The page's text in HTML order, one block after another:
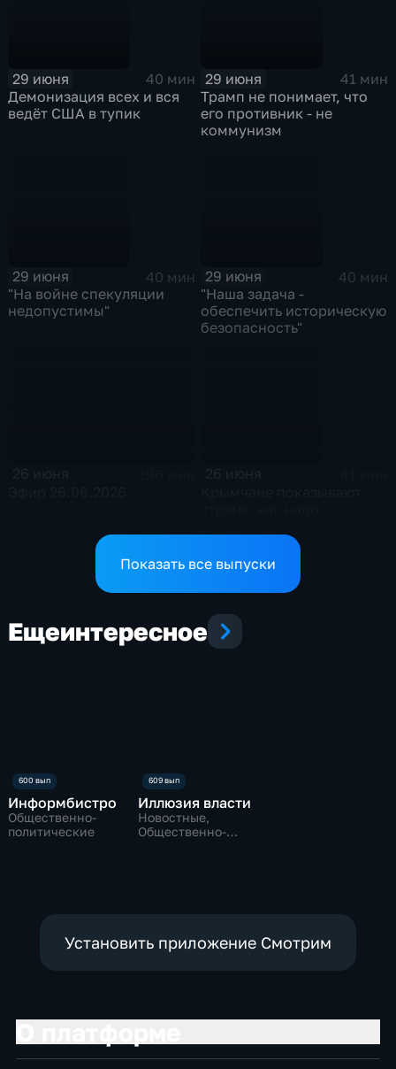
29 июня
40 мин
Демонизация всех и вся
ведёт США в тупик
29 июня
41 мин
Трамп не понимает, что
его противник - не
коммунизм
29 июня
40 мин
"На войне спекуляции
недопустимы"
29 июня
40 мин
"Наша задача -
обеспечить историческую
безопасность"
Показать все выпуски
Ещеинтересное
Информбистро
Общественно-
политические
Иллюзия власти
Новостные,
Общественно-
Установить приложение Смотрим